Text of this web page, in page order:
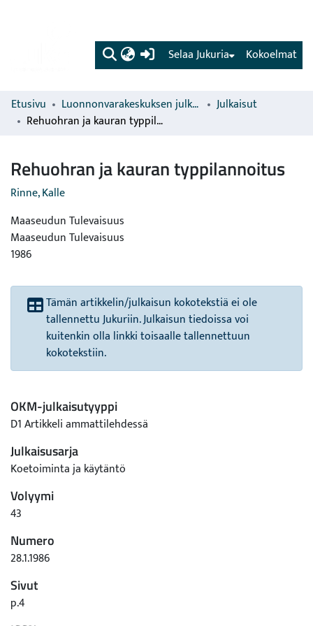
(current) Kokoelmat
Selaa Jukuria
Etusivu Luonnonvarakeskuksen julkaisut
Julkaisut
Rehuohran ja kauran typpilannoitus
Rehuohran ja kauran typpilannoitus
Rinne, Kalle
Maaseudun Tulevaisuus
Maaseudun Tulevaisuus
1986
Tämän artikkelin/julkaisun kokotekstiä ei ole
tallennettu Jukuriin. Julkaisun tiedoissa voi
kuitenkin olla linkki toisaalle tallennettuun
kokotekstiin.
OKM-julkaisutyyppi
D1 Artikkeli ammattilehdessä
Julkaisusarja
Koetoiminta ja käytäntö
Volyymi
43
Numero
28.1.1986
Sivut
p.4